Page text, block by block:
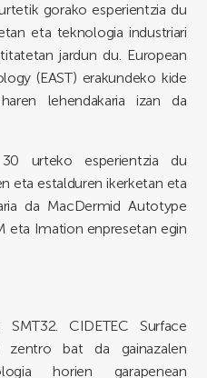
gorako esperientzia du
eta teknologia industriari
jardun du. European
(EAST) erakundeko kide
lehendakaria izan da
urteko esperientzia du
eta estalduren ikerketan eta
da MacDermid Autotype
eta Imation enpresetan egin
CIDETEC Surface
zentro bat da gainazalen
horien garapenean